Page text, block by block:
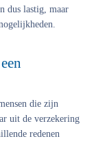
dus lastig, maar
die zijn
uit de verzekering
redenen